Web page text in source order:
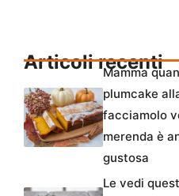
Articoli recenti
Mamma
plumcake
facciamolo
merenda è
gustosa
Le vedi